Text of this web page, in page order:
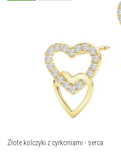
Złote kolczyki z cyrkoniami - serca